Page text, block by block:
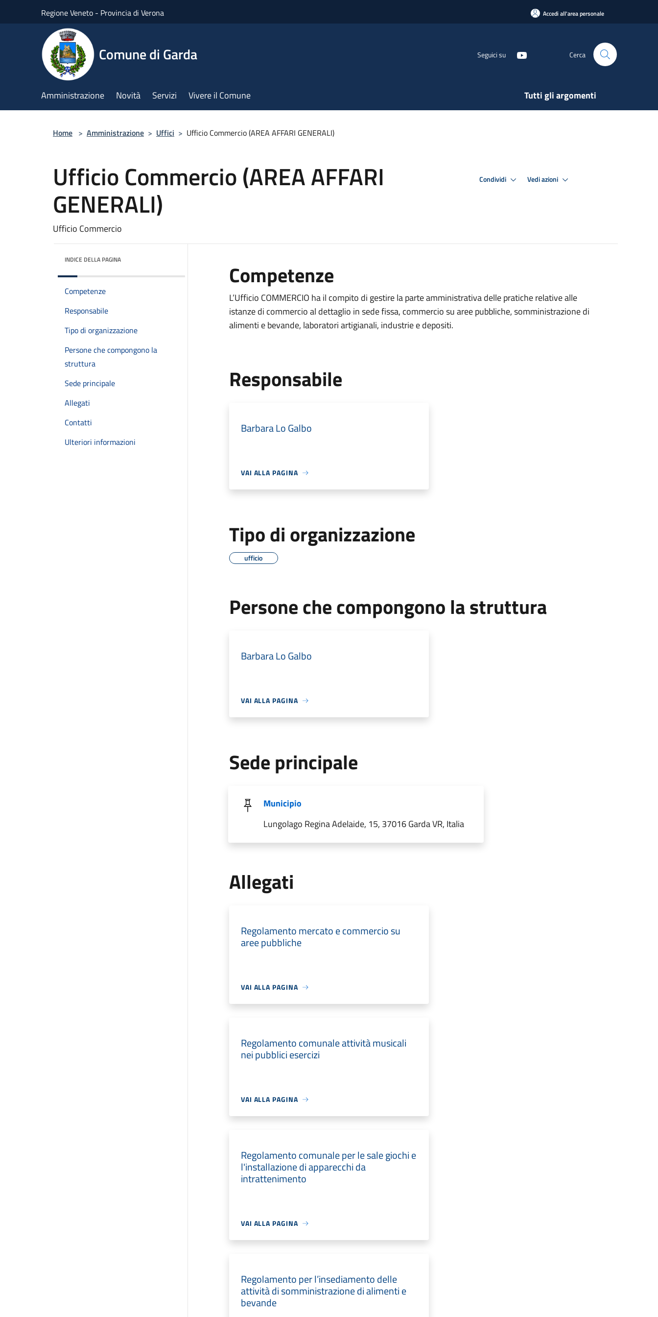
Regione Veneto - Provincia di Verona Accedi all'area personale
Comune di Garda Seguici su Cerca
Amministrazione Novità Servizi Vivere il Comune Tutti gli argomenti
Home > Amministrazione > Uffici > Ufficio Commercio (AREA AFFARI GENERALI)
Ufficio Commercio (AREA AFFARI
GENERALI)
Ufficio Commercio
Condividi Vedi azioni
INDICE DELLA PAGINA
Competenze
Responsabile
Tipo di organizzazione
Persone che compongono la
struttura
Sede principale
Allegati
Contatti
Ulteriori informazioni
Competenze
L’Ufficio COMMERCIO ha il compito di gestire la parte amministrativa delle pratiche relative alle
istanze di commercio al dettaglio in sede fissa, commercio su aree pubbliche, somministrazione di
alimenti e bevande, laboratori artigianali, industrie e depositi.
Responsabile
Barbara Lo Galbo
VAI ALLA PAGINA
Tipo di organizzazione
ufficio
Persone che compongono la struttura
Barbara Lo Galbo
VAI ALLA PAGINA
Sede principale
Municipio
Lungolago Regina Adelaide, 15, 37016 Garda VR, Italia
Allegati
Regolamento mercato e commercio su
aree pubbliche
VAI ALLA PAGINA
Regolamento comunale attività musicali
nei pubblici esercizi
VAI ALLA PAGINA
Regolamento comunale per le sale giochi e
l'installazione di apparecchi da
intrattenimento
VAI ALLA PAGINA
Regolamento per l’insediamento delle
attività di somministrazione di alimenti e
bevande